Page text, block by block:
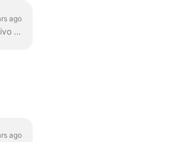
ago
O StreamDeck é uma ferramenta poderosa que pode ser usada em conjunto com o estúdio de transmissão ao vivo do Wave.video para agilizar seu fluxo de trabalho de transmissão ao vivo. O...
ago